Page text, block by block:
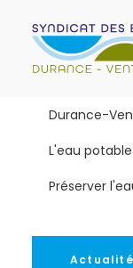
Durance-
L'eau potable
Préserver